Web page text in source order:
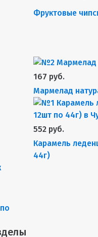
Фруктовые
167 руб.
Мармелад
552 руб.
Карамель
44г)